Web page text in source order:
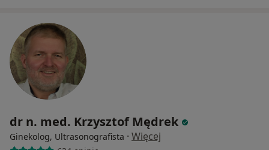
dr n. med. Krzysztof Mędrek
Ginekolog, Ultrasonografista · Więcej